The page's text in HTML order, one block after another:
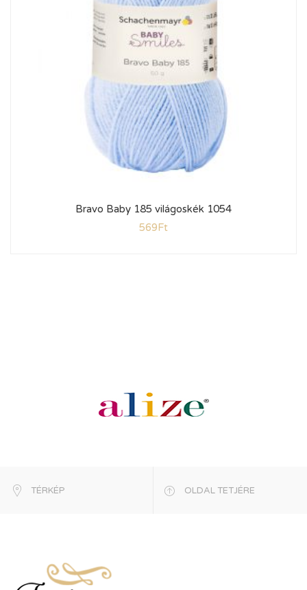
Bravo Baby 185 világoskék 1054
569Ft
TÉRKÉP OLDAL TETJÉRE